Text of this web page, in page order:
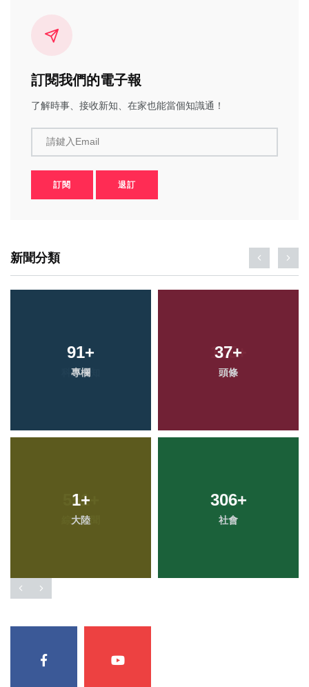
訂閱我們的電子報
了解時事、接收新知、在家也能當個知識通！
請鍵入Email
訂閱 退訂
新聞分類
91+
專欄
37+
頭條
1+
大陸
306+
社會